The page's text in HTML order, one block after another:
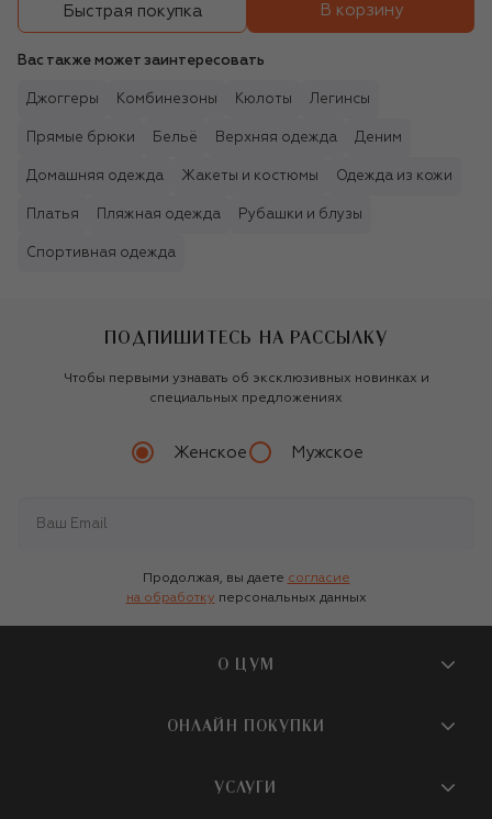
Быстрая покупка В корзину
Вас также может заинтересовать
Джоггеры Комбинезоны Кюлоты Легинсы
Прямые брюки Бельё Верхняя одежда Деним
Домашняя одежда Жакеты и костюмы Одежда из кожи
Платья Пляжная одежда Рубашки и блузы
Спортивная одежда
ПОДПИШИТЕСЬ НА РАССЫЛКУ
Чтобы первыми узнавать об эксклюзивных новинках и
специальных предложениях
Женское Мужское
Продолжая, вы даете согласие
на обработку персональных данных
О ЦУМ
О магазине
Бутики и ПВЗ ЦУМ
ОНЛАЙН ПОКУПКИ
УСЛУГИ